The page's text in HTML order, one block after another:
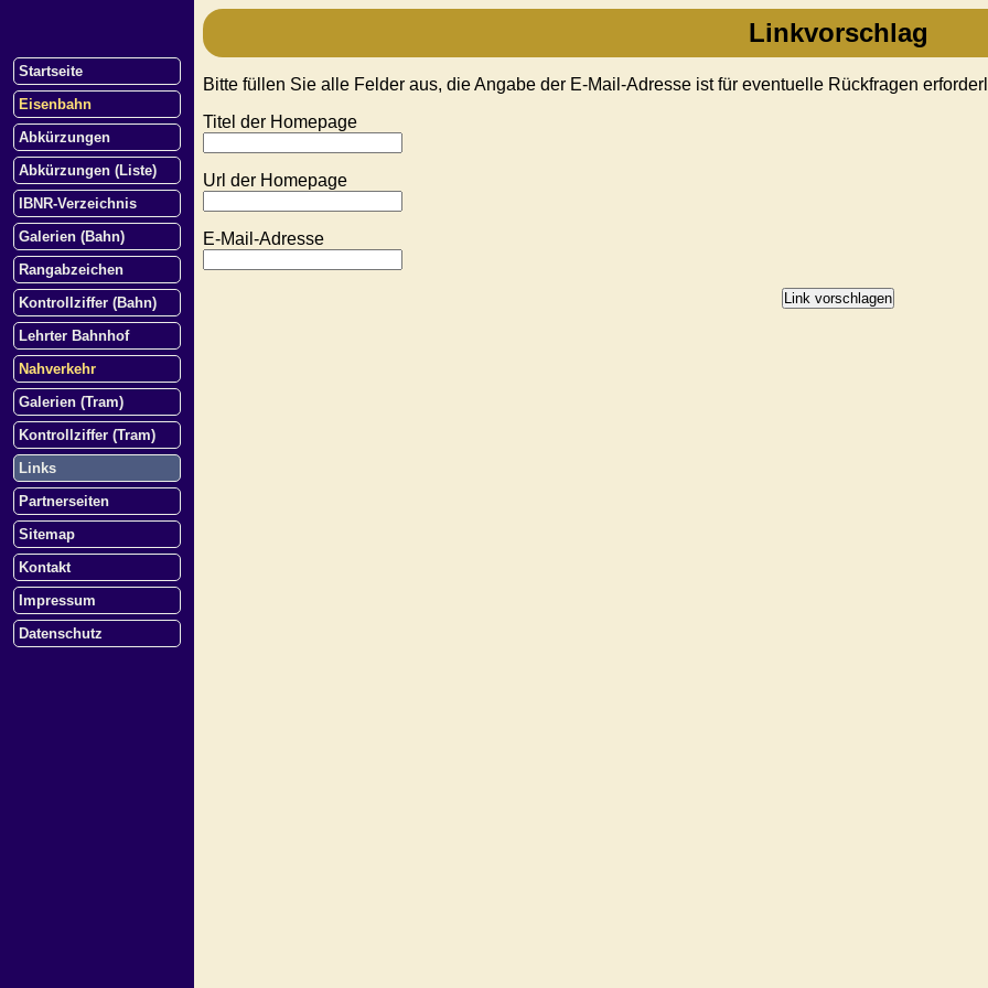
Startseite
Eisenbahn
Abkürzungen
Abkürzungen (Liste)
IBNR-Verzeichnis
Galerien (Bahn)
Rangabzeichen
Kontrollziffer (Bahn)
Lehrter Bahnhof
Nahverkehr
Galerien (Tram)
Kontrollziffer (Tram)
Links
Partnerseiten
Sitemap
Kontakt
Impressum
Datenschutz
Linkvorschlag
Bitte füllen Sie alle Felder aus, die Angabe der E-Mail-Adresse ist für eventuelle Rückfragen
Titel der Homepage
Url der Homepage
E-Mail-Adresse